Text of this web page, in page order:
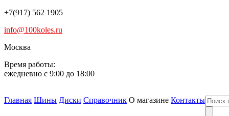
+7(917) 562 1905
info@100koles.ru
Москва
Время работы:
ежедневно с 9:00 до 18:00
Главная Шины Диски Справочник О магазине Контакты